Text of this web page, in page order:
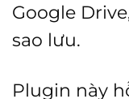
Google
sao lưu.
Plugin này